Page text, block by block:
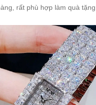
rất phù hợp làm quà